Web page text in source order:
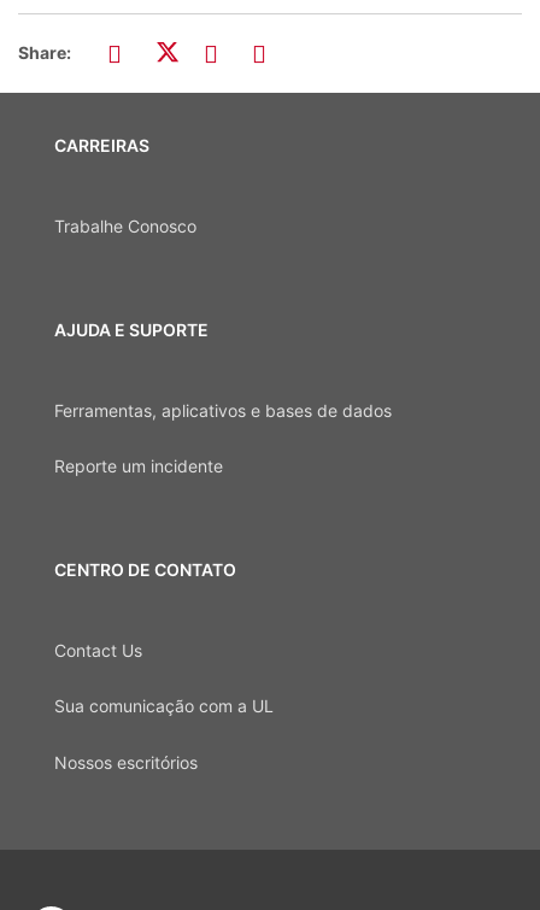
Share:
CARREIRAS
Trabalhe Conosco
AJUDA E SUPORTE
Ferramentas, aplicativos e bases de dados
Reporte um incidente
CENTRO DE CONTATO
Contact Us
Sua comunicação com a UL
Nossos escritórios